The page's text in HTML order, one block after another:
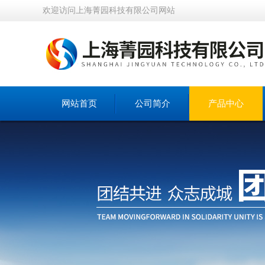
欢迎访问上海菁园科技有限公司网站
网站首页 公司简介 产品中心